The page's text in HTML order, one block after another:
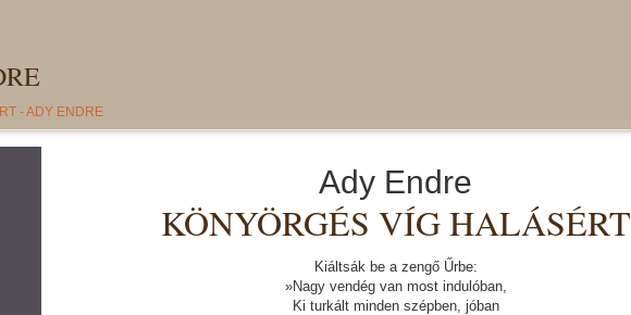
- ADY ENDRE
Ady Endre
KÖNYÖRGÉS VÍG HALÁSÉRT
Kiáltsák be a zengő Űrbe:
»Nagy vendég van most indulóban,
Ki turkált minden szépben, jóban